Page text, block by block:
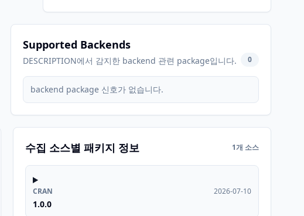
Supported Backends
DESCRIPTION에서 감지한 backend 관련 package입니다. 0
backend package 신호가 없습니다.
수집 소스별 패키지 정보 1개 소스
CRAN
1.0.0
2026-07-10